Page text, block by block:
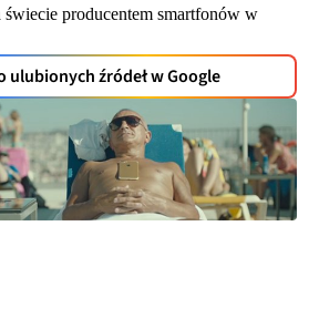
ulubionych źródeł w Google